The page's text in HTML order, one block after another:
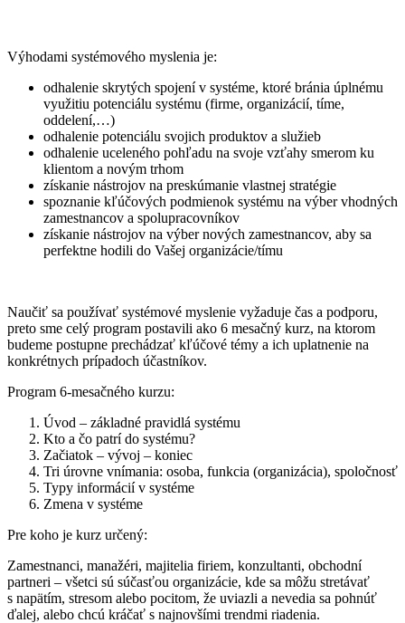
Výhodami systémového myslenia je:
odhalenie skrytých spojení v systéme, ktoré bránia úplnému
využitiu potenciálu systému (firme, organizácií, tíme,
oddelení,…)
odhalenie potenciálu svojich produktov a služieb
odhalenie uceleného pohľadu na svoje vzťahy smerom ku
klientom a novým trhom
získanie nástrojov na preskúmanie vlastnej stratégie
spoznanie kľúčových podmienok systému na výber vhodných
zamestnancov a spolupracovníkov
získanie nástrojov na výber nových zamestnancov, aby sa
perfektne hodili do Vašej organizácie/tímu
Naučiť sa používať systémové myslenie vyžaduje čas a podporu,
preto sme celý program postavili ako 6 mesačný kurz, na ktorom
budeme postupne prechádzať kľúčové témy a ich uplatnenie na
konkrétnych prípadoch účastníkov.
Program 6-mesačného kurzu:
Úvod – základné pravidlá systému
Kto a čo patrí do systému?
Začiatok – vývoj – koniec
Tri úrovne vnímania: osoba, funkcia (organizácia), spoločnosť
Typy informácií v systéme
Zmena v systéme
Pre koho je kurz určený:
Zamestnanci, manažéri, majitelia firiem, konzultanti, obchodní
partneri – všetci sú súčasťou organizácie, kde sa môžu stretávať
s napätím, stresom alebo pocitom, že uviazli a nevedia sa pohnúť
ďalej, alebo chcú kráčať s najnovšími trendmi riadenia.